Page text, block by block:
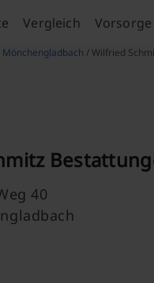
Vergleich Vorsorge
/ Wilfried
40